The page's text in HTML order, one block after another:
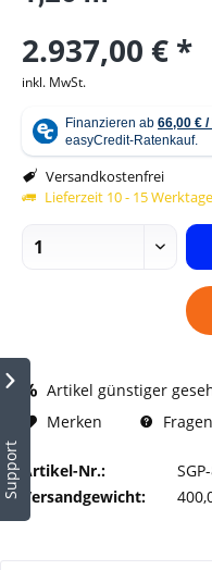
Support
2.937,00 € *
inkl. MwSt.
Versandkostenfrei
Lieferzeit 10 - 15 Werktage
Artikel günstiger
Merken
Artikel-Nr.:
Versandgewicht: